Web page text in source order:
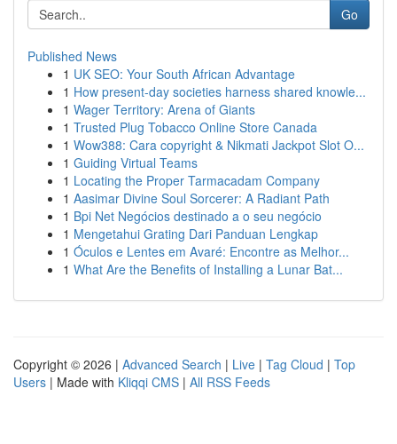
Go
Published News
1 UK SEO: Your South African Advantage
1 How present-day societies harness shared knowle...
1 Wager Territory: Arena of Giants
1 Trusted Plug Tobacco Online Store Canada
1 Wow388: Cara copyright & Nikmati Jackpot Slot O...
1 Guiding Virtual Teams
1 Locating the Proper Tarmacadam Company
1 Aasimar Divine Soul Sorcerer: A Radiant Path
1 Bpi Net Negócios destinado a o seu negócio
1 Mengetahui Grating Dari Panduan Lengkap
1 Óculos e Lentes em Avaré: Encontre as Melhor...
1 What Are the Benefits of Installing a Lunar Bat...
Copyright © 2026 | Advanced Search | Live | Tag Cloud | Top
Users | Made with Kliqqi CMS | All RSS Feeds